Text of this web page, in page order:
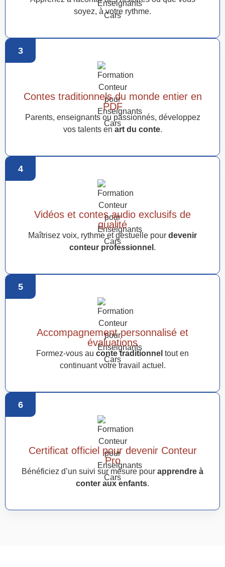
soyez, à votre rythme.
3
Contes traditionnels du monde entier en
PDF
Parents, enseignants ou passionnés, développez
vos talents en art du conte.
4
Vidéos et contes audio exclusifs de
qualité
Maîtrisez voix, rythme et gestuelle pour devenir
conteur professionnel .
5
Accompagnement personnalisé et
évaluations
Formez-vous au conte traditionnel tout en
continuant votre travail actuel.
6
Certificat officiel pour devenir Conteur
Pro
Bénéficiez d’un suivi sur mesure pour apprendre à
conter aux enfants.